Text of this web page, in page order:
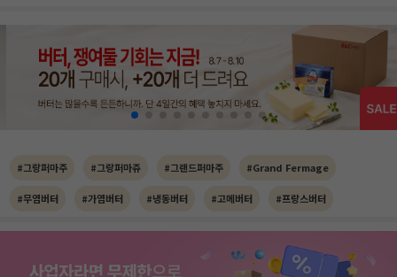
#그랑퍼마주 #그랑퍼마쥬 #그랜드퍼마주 #Grand Fermage
#무염버터 #가염버터 #냉동버터 #고메버터 #프랑스버터